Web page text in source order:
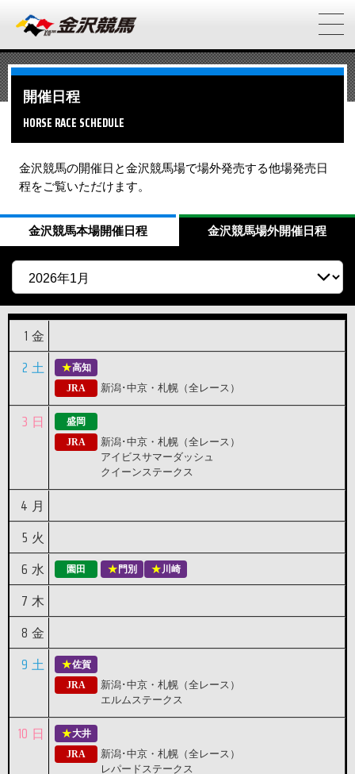
開催日程
HORSE RACE SCHEDULE
金沢競馬の開催日と金沢競馬場で場外発売する他場発売日
程をご覧いただけます。
金沢競馬本場開催日程 金沢競馬場外開催日程
1 金
2 土
高知
JRA
新潟･中京・札幌（全レース）
3 日
盛岡
JRA
新潟･中京・札幌（全レース）
アイビスサマーダッシュ
クイーンステークス
4 月
5 火
6 水 園田 門別 川崎
7 木
8 金
9 土
佐賀
JRA
新潟･中京・札幌（全レース）
エルムステークス
10 日
大井
JRA
新潟･中京・札幌（全レース）
レパードステークス